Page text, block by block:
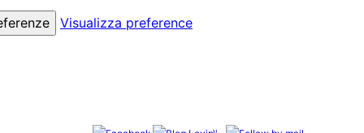
Visualizza preference